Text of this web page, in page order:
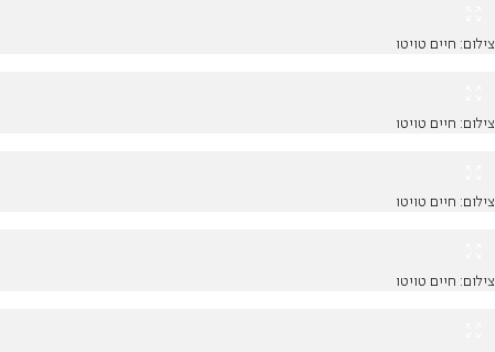
צילום: חיים טויטו
צילום: חיים טויטו
צילום: חיים טויטו
צילום: חיים טויטו